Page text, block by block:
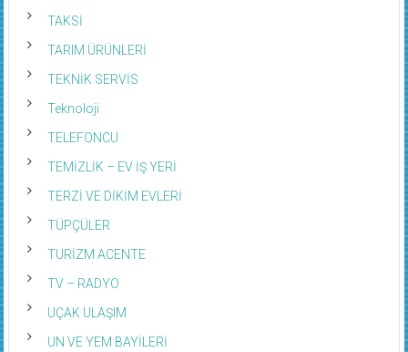
TAKSİ
TARIM ÜRÜNLERİ
TEKNİK SERVİS
Teknoloji
TELEFONCU
TEMİZLİK – EV İŞ YERİ
TERZİ VE DİKİM EVLERİ
TÜPÇÜLER
TURİZM ACENTE
TV – RADYO
UÇAK ULAŞIM
UN VE YEM BAYİLERİ